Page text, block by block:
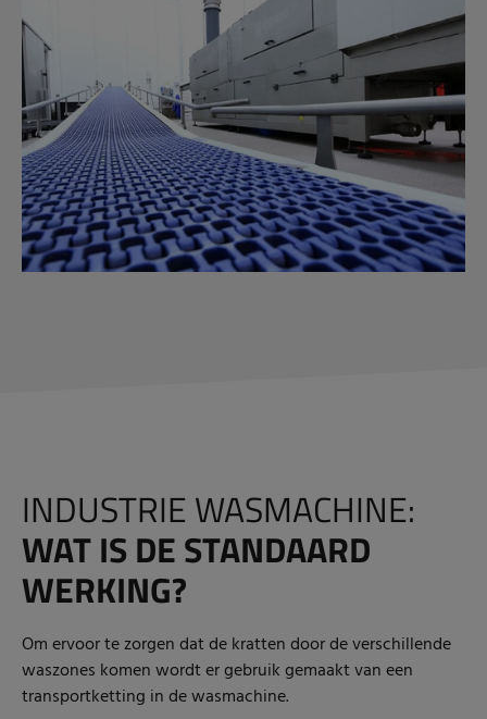
INDUSTRIE WASMACHINE:
WAT IS DE STANDAARD
WERKING?
Om ervoor te zorgen dat de kratten door de verschillende
waszones komen wordt er gebruik gemaakt van een
transportketting in de wasmachine.